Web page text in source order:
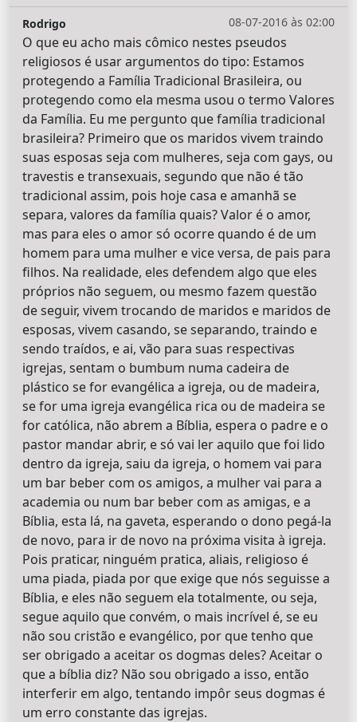
08-07-2016 às 02:00
Rodrigo
O que eu acho mais cômico nestes pseudos
religiosos é usar argumentos do tipo: Estamos
protegendo a Família Tradicional Brasileira, ou
protegendo como ela mesma usou o termo Valores
da Família. Eu me pergunto que família tradicional
brasileira? Primeiro que os maridos vivem traindo
suas esposas seja com mulheres, seja com gays, ou
travestis e transexuais, segundo que não é tão
tradicional assim, pois hoje casa e amanhã se
separa, valores da família quais? Valor é o amor,
mas para eles o amor só ocorre quando é de um
homem para uma mulher e vice versa, de pais para
filhos. Na realidade, eles defendem algo que eles
próprios não seguem, ou mesmo fazem questão
de seguir, vivem trocando de maridos e maridos de
esposas, vivem casando, se separando, traindo e
sendo traídos, e ai, vão para suas respectivas
igrejas, sentam o bumbum numa cadeira de
plástico se for evangélica a igreja, ou de madeira,
se for uma igreja evangélica rica ou de madeira se
for católica, não abrem a Bíblia, espera o padre e o
pastor mandar abrir, e só vai ler aquilo que foi lido
dentro da igreja, saiu da igreja, o homem vai para
um bar beber com os amigos, a mulher vai para a
academia ou num bar beber com as amigas, e a
Bíblia, esta lá, na gaveta, esperando o dono pegá-la
de novo, para ir de novo na próxima visita à igreja.
Pois praticar, ninguém pratica, aliais, religioso é
uma piada, piada por que exige que nós seguisse a
Bíblia, e eles não seguem ela totalmente, ou seja,
segue aquilo que convém, o mais incrível é, se eu
não sou cristão e evangélico, por que tenho que
ser obrigado a aceitar os dogmas deles? Aceitar o
que a bíblia diz? Não sou obrigado a isso, então
interferir em algo, tentando impôr seus dogmas é
um erro constante das igrejas.